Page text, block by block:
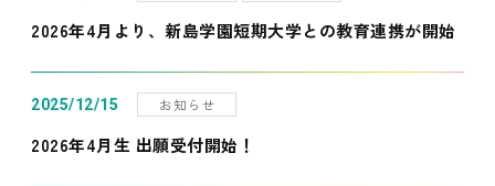
2026年4月より、新島学園短期大学との教育連携が開始
2025/12/15 お知らせ
2026年4月生 出願受付開始！